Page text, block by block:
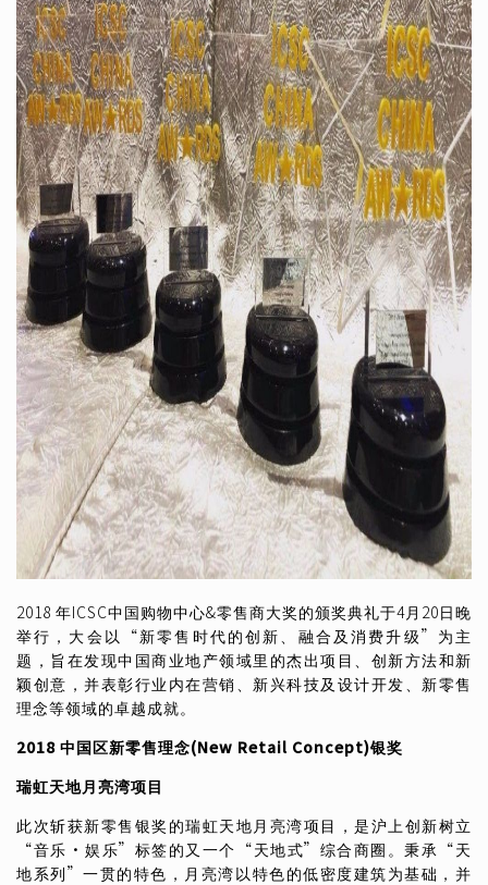
2018 年ICSC中国购物中心&零售商大奖的颁奖典礼于4月 20日晚
举行，大会以 “新零售时代的创新、融合及消费升级” 为主
题，旨在发现中国商业地产领域里的杰出项目、创新方法和新
颖创意，并表彰行业内在营销、新兴科技及设计开发、新零售
理念等领域的卓越成就。
2018 中国区新零售理念(New Retail Concept)银奖
瑞虹天地月亮湾项目
此次斩获新零售银奖的瑞虹天地月亮湾项目，是沪上创新树立
“音乐·娱乐”标签的又一个“天地式”综合商圈。秉承“天
地系列”一贯的特色，月亮湾以特色的低密度建筑为基础，并